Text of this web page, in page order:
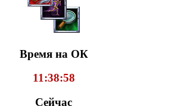
Время на ОК
11:38:59
Сейчас